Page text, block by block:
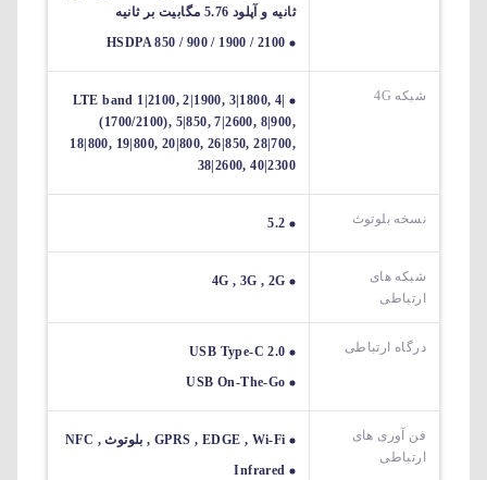
ثانیه و آپلود 5.76 مگابیت بر ثانیه
HSDPA 850 / 900 / 1900 / 2100
شبکه 4G
LTE band 1|2100, 2|1900, 3|1800, 4|
(1700/2100), 5|850, 7|2600, 8|900,
18|800, 19|800, 20|800, 26|850, 28|700,
38|2600, 40|2300
نسخه بلوتوث 5.2
شبکه های
ارتباطی
4G , 3G , 2G
درگاه ارتباطی
USB Type-C 2.0
USB On-The-Go
فن آوری های
ارتباطی
GPRS , EDGE , Wi-Fi , بلوتوث , NFC
Infrared